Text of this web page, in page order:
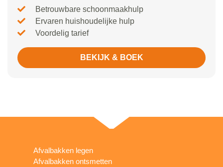
Betrouwbare schoonmaakhulp
Ervaren huishoudelijke hulp
Voordelig tarief
BEKIJK & BOEK
Afvalbakken legen
Afvalbakken ontsmetten